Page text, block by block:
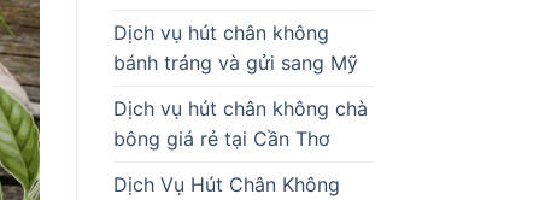
Dịch vụ hút chân không
bánh tráng và gửi sang Mỹ
Dịch vụ hút chân không chà
bông giá rẻ tại Cần Thơ
Dịch Vụ Hút Chân Không